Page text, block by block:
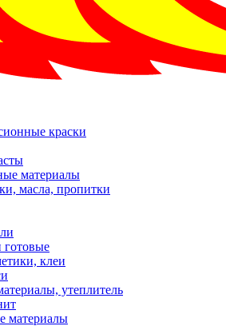
краски
материалы
масла, пропитки
клеи
утеплитель
материалы